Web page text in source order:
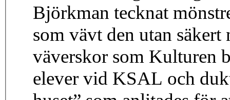
Björkman tecknat
som vävt den utan
väverskor som Kulturen
elever vid KSAL och